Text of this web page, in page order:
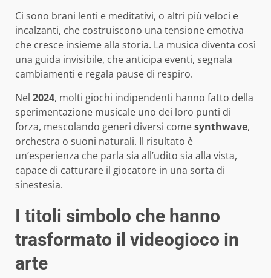
Ci sono brani lenti e meditativi, o altri più veloci e
incalzanti, che costruiscono una tensione emotiva
che cresce insieme alla storia. La musica diventa così
una guida invisibile, che anticipa eventi, segnala
cambiamenti e regala pause di respiro.
Nel 2024, molti giochi indipendenti hanno fatto della
sperimentazione musicale uno dei loro punti di
forza, mescolando generi diversi comesynthwave,
orchestra o suoni naturali. Il risultato è
un’esperienza che parla sia all’udito sia alla vista,
capace di catturare il giocatore in una sorta di
sinestesia.
I titoli simbolo che hanno
trasformato il videogioco in
arte